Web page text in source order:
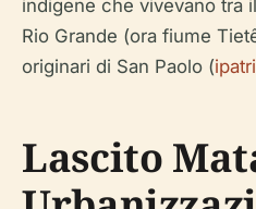
Rio Grande (ora fiume
originari di San Paolo (
Lascito